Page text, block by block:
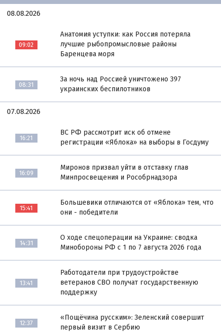
08.08.2026
09:02
Анатомия уступки: как Россия потеряла
лучшие рыбопромысловые районы
Баренцева моря
08:31
За ночь над Россией уничтожено 397
украинских беспилотников
07.08.2026
16:21
ВС РФ рассмотрит иск об отмене
регистрации «Яблока» на выборы в Госдуму
16:09
Миронов призвал уйти в отставку глав
Минпросвещения и Рособрнадзора
15:41
Большевики отличаются от «Яблока» тем, что
они - победители
14:31
О ходе спецоперации на Украине: сводка
Минобороны РФ с 1 по 7 августа 2026 года
13:41
Работодатели при трудоустройстве
ветеранов СВО получат государственную
поддержку
12:37
«Пощёчина русским»: Зеленский совершит
первый визит в Сербию